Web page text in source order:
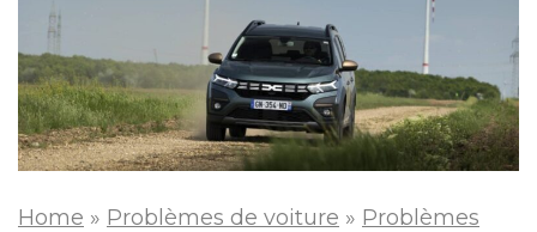
Home » Problèmes de voiture » Problèmes